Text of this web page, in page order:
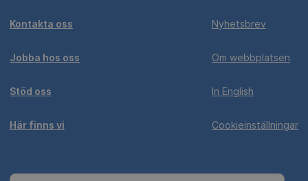
Kontakta oss
Jobba hos oss
Stöd oss
Här finns vi
Nyhetsbrev
Om webbplatsen
In English
Cookieinställningar